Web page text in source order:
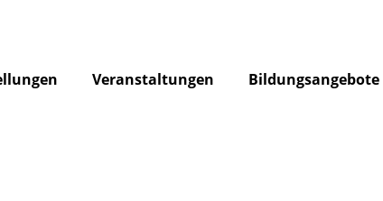
Veranstaltungen Bildungsangebote